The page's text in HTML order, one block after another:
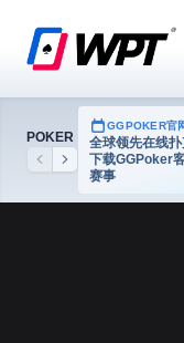
POKER
Previous
Next
GGPOKER官
全球领先在线扑
下载GGPoker
赛事